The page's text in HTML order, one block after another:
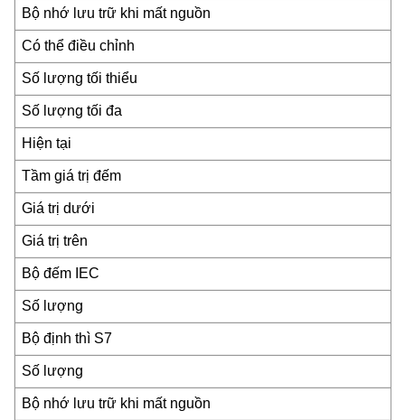
Bộ nhớ lưu trữ khi mất nguồn
Có thể điều chỉnh
Số lượng tối thiểu
Số lượng tối đa
Hiện tại
Tầm giá trị đếm
Giá trị dưới
Giá trị trên
Bộ đếm IEC
Số lượng
Bộ định thì S7
Số lượng
Bộ nhớ lưu trữ khi mất nguồn